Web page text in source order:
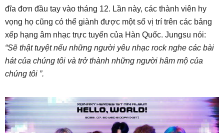
đĩa đơn đầu tay vào tháng 12. Lần này, các thành viên hy
vọng họ cũng có thể giành được một số vị trí trên các bảng
xếp hạng âm nhạc trực tuyến của Hàn Quốc. Jungsu nói:
“Sẽ thật tuyệt nếu những người yêu nhạc rock nghe các bài
hát của chúng tôi và trở thành những người hâm mộ của
chúng tôi ”.